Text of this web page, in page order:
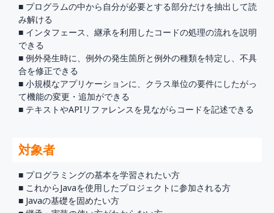
■ プログラムの中から自分が必要とする部分だけを抽出して読
み解ける
■ インタフェース、継承を利用したコードの処理の流れを説明
できる
■ 例外発生時に、例外の発生箇所と例外の種類を特定し、不具
合を修正できる
■ 小規模なアプリケーションに、クラス単位の要件にしたがっ
て機能の変更・追加ができる
■ テキストやAPIリファレンスを見ながらコードを記述できる
対象者
■ プログラミングの基本を学習されたい方
■ これからJavaを使用したプロジェクトに参加される方
■ Javaの基礎を固めたい方